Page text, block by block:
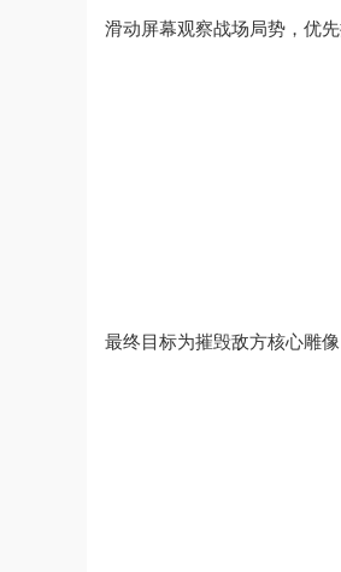
滑动屏幕观察战场局势，优
最终目标为摧毁敌方核心雕